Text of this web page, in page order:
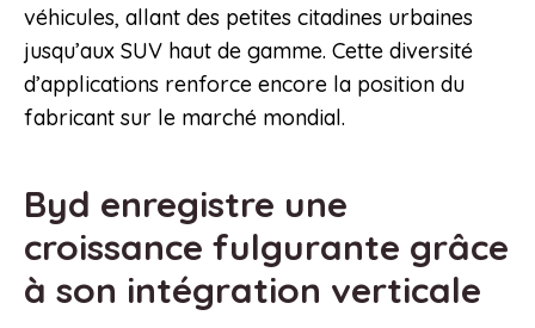
véhicules, allant des petites citadines urbaines
jusqu’aux SUV haut de gamme. Cette diversité
d’applications renforce encore la position du
fabricant sur le marché mondial.
Byd enregistre une
croissance fulgurante grâce
à son intégration verticale